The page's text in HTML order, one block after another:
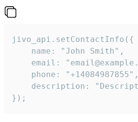
jivo_api.setContactInfo({
    name: "John Smith",
email:
    phone: "+14084987855",
description:
});